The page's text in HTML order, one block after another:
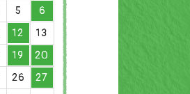
5
6
12
13
19
20
26
27